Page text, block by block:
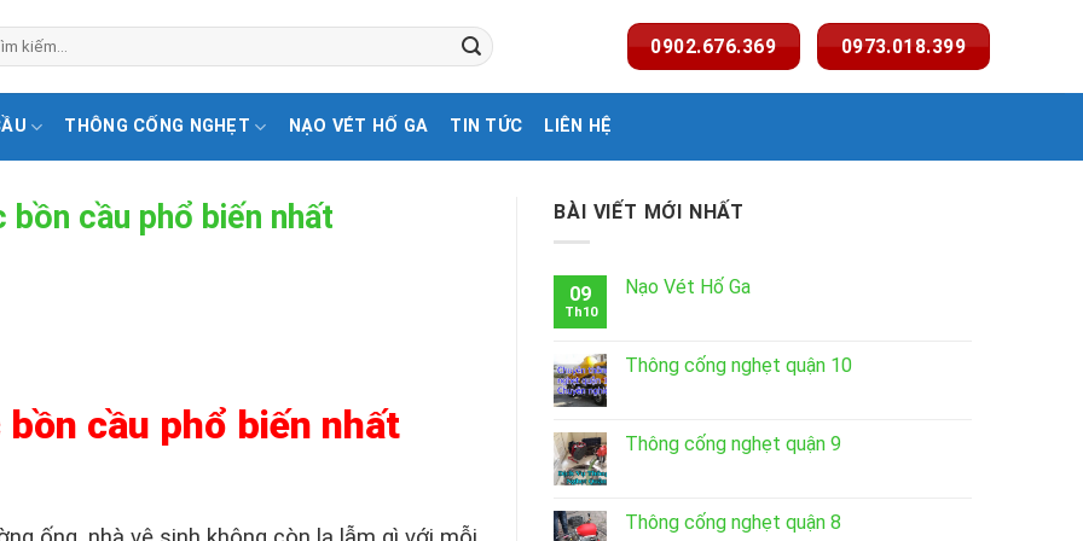
0902.676.369 0973.018.399
THÔNG CỐNG NGHẸT NẠO VÉT HỐ GA TIN TỨC LIÊN HỆ
cầu phổ biến nhất
cầu phổ biến nhất
BÀI VIẾT MỚI NHẤT
09
Th10
Nạo Vét Hố Ga
Thông cống nghẹt quận 10
Thông cống nghẹt quận 9
Thông cống nghẹt quận 8